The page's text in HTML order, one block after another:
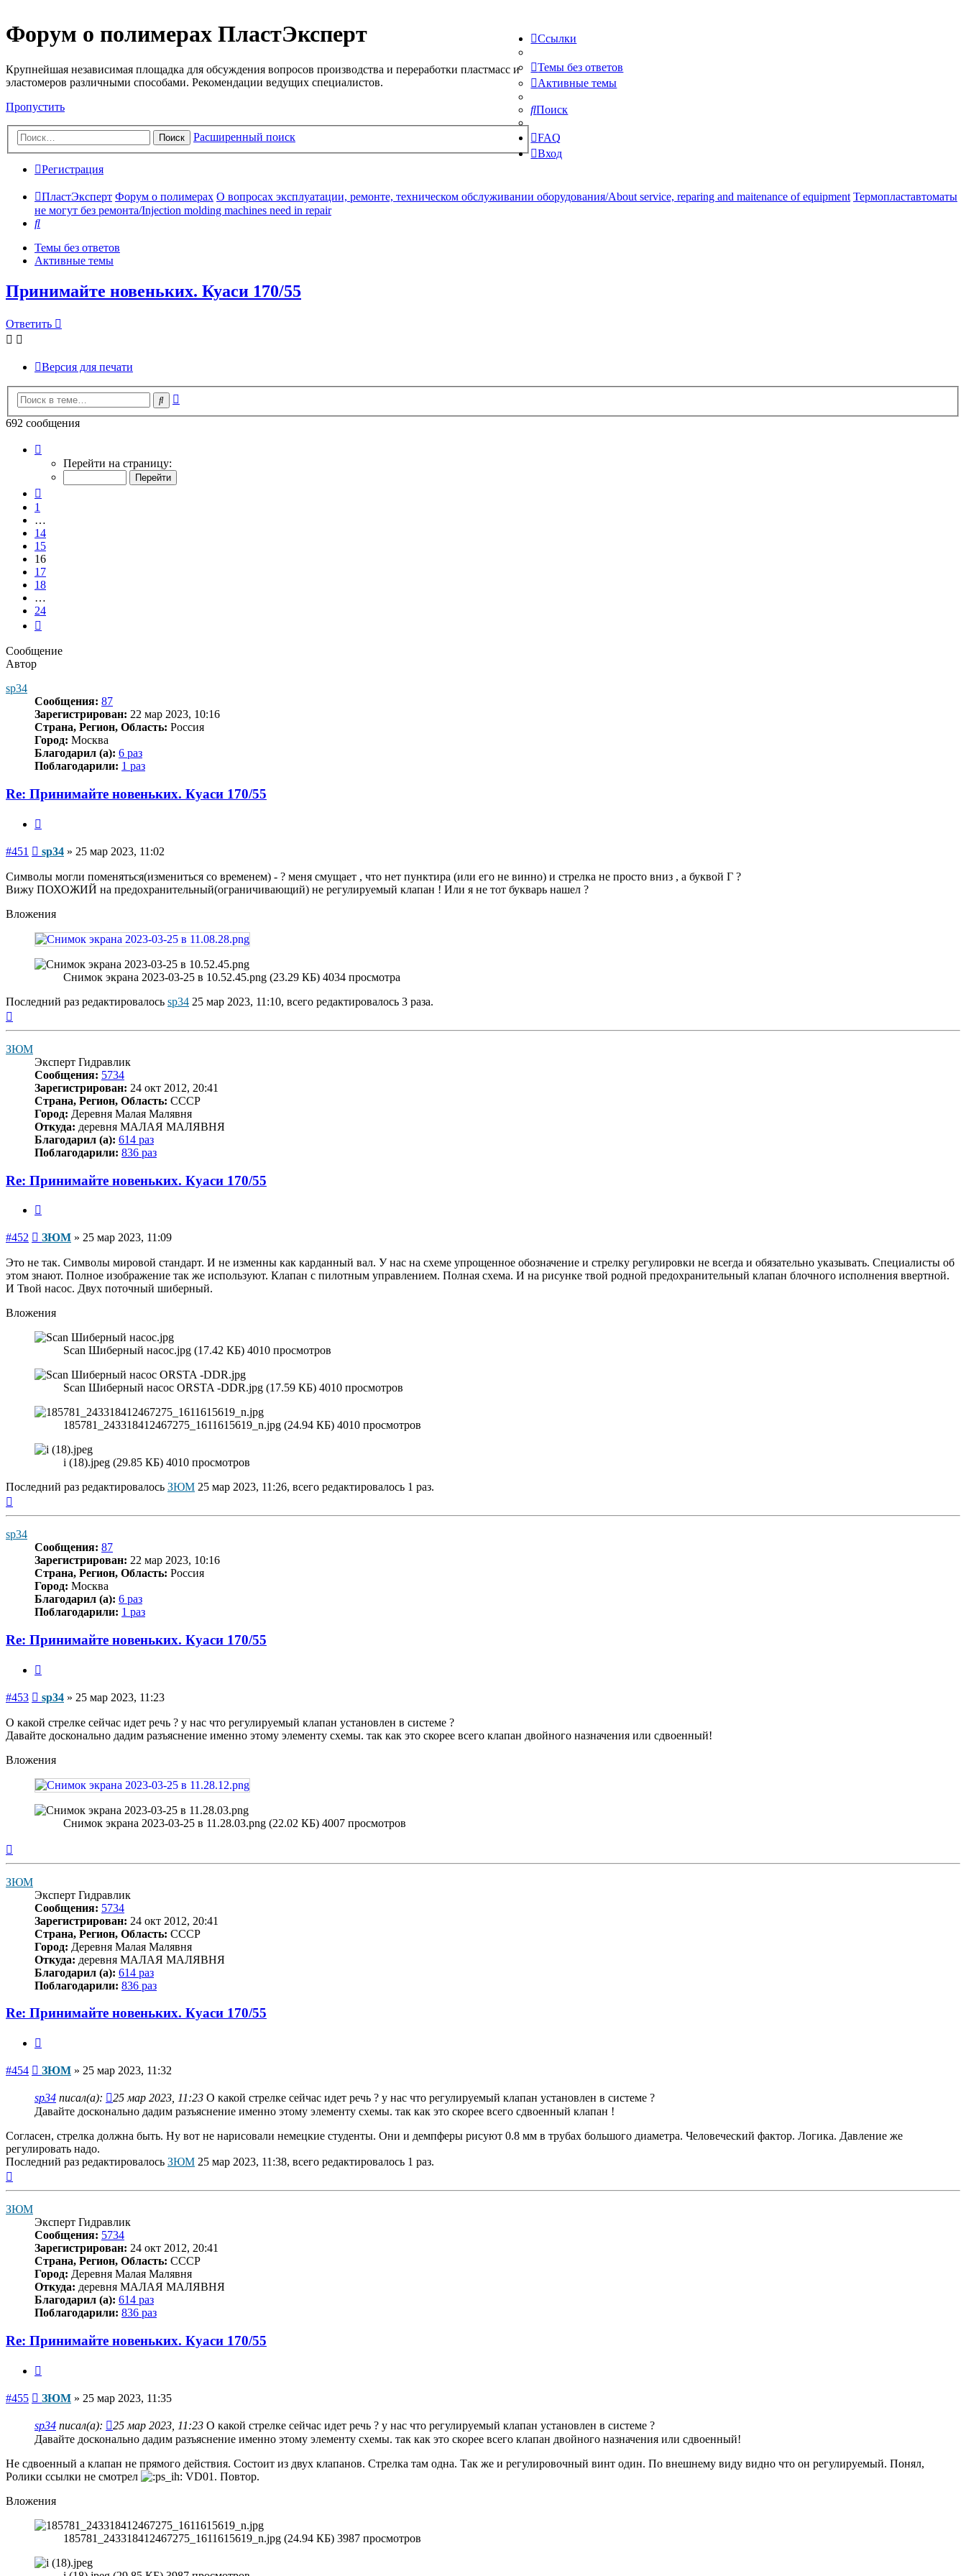
Форум о полимерах ПластЭксперт
Крупнейшая независимая площадка для обсуждения вопросов производства и переработки пластмасс и
эластомеров различными способами. Рекомендации ведущих специалистов.
Пропустить
Поиск Расширенный поиск
Ссылки
Темы без ответов
Активные темы
Поиск
FAQ
Вход
Регистрация
ПластЭксперт Форум о полимерах О вопросах эксплуатации, ремонте, техническом обслуживании оборудования/About service, reparing and maitenance of equipment Термопластавтоматы
не могут без ремонта/Injection molding machines need in repair
Поиск
Темы без ответов
Активные темы
Принимайте новеньких. Куаси 170/55
Ответить
Версия для печати
Поиск
692 сообщения
16
Перейти на страницу:
1
…
14
15
16
17
18
…
24
Сообщение
Автор
sp34
Сообщения: 87
Зарегистрирован: 22 мар 2023, 10:16
Страна, Регион, Область: Россия
Город: Москва
Благодарил (а): 6 раз
Поблагодарили: 1 раз
Re: Принимайте новеньких. Куаси 170/55
#451 Сообщение
sp34 » 25 мар 2023, 11:02
Символы могли поменяться(измениться со временем) - ? меня смущает , что нет пунктира (или его не винно) и стрелка не просто вниз , а буквой Г ?
Вижу ПОХОЖИЙ на предохранительный(ограничивающий) не регулируемый клапан ! Или я не тот букварь нашел ?
Вложения
Снимок экрана 2023-03-25 в 10.52.45.png (23.29 КБ) 4034 просмотра
Последний раз редактировалось sp34 25 мар 2023, 11:10, всего редактировалось 3 раза.
ЗЮМ
Эксперт Гидравлик
Сообщения: 5734
Зарегистрирован: 24 окт 2012, 20:41
Страна, Регион, Область: СССР
Город: Деревня Малая Малявня
Откуда: деревня МАЛАЯ МАЛЯВНЯ
Благодарил (а): 614 раз
Поблагодарили: 836 раз
Re: Принимайте новеньких. Куаси 170/55
#452 Сообщение
ЗЮМ » 25 мар 2023, 11:09
Это не так. Символы мировой стандарт. И не изменны как карданный вал. У нас на схеме упрощенное обозначение и стрелку регулировки не всегда и обязательно указывать. Специалисты об
этом знают. Полное изображение так же используют. Клапан с пилотным управлением. Полная схема. И на рисунке твой родной предохранительный клапан блочного исполнения ввертной.
И Твой насос. Двух поточный шиберный.
Вложения
Scan Шиберный насос.jpg (17.42 КБ) 4010 просмотров
Scan Шиберный насос ORSTA -DDR.jpg (17.59 КБ) 4010 просмотров
185781_243318412467275_1611615619_n.jpg (24.94 КБ) 4010 просмотров
i (18).jpeg (29.85 КБ) 4010 просмотров
Последний раз редактировалось ЗЮМ 25 мар 2023, 11:26, всего редактировалось 1 раз.
sp34
Сообщения: 87
Зарегистрирован: 22 мар 2023, 10:16
Страна, Регион, Область: Россия
Город: Москва
Благодарил (а): 6 раз
Поблагодарили: 1 раз
Re: Принимайте новеньких. Куаси 170/55
#453 Сообщение
sp34 » 25 мар 2023, 11:23
О какой стрелке сейчас идет речь ? у нас что регулируемый клапан установлен в системе ?
Давайте досконально дадим разъяснение именно этому элементу схемы. так как это скорее всего клапан двойного назначения или сдвоенный!
Вложения
Снимок экрана 2023-03-25 в 11.28.03.png (22.02 КБ) 4007 просмотров
ЗЮМ
Эксперт Гидравлик
Сообщения: 5734
Зарегистрирован: 24 окт 2012, 20:41
Страна, Регион, Область: СССР
Город: Деревня Малая Малявня
Откуда: деревня МАЛАЯ МАЛЯВНЯ
Благодарил (а): 614 раз
Поблагодарили: 836 раз
Re: Принимайте новеньких. Куаси 170/55
#454 Сообщение
ЗЮМ » 25 мар 2023, 11:32
sp34 писал(а): 25 мар 2023, 11:23 О какой стрелке сейчас идет речь ? у нас что регулируемый клапан установлен в системе ?
Давайте досконально дадим разъяснение именно этому элементу схемы. так как это скорее всего сдвоенный клапан !
Согласен, стрелка должна быть. Ну вот не нарисовали немецкие студенты. Они и демпферы рисуют 0.8 мм в трубах большого диаметра. Человеческий фактор. Логика. Давление же
регулировать надо.
Последний раз редактировалось ЗЮМ 25 мар 2023, 11:38, всего редактировалось 1 раз.
ЗЮМ
Эксперт Гидравлик
Сообщения: 5734
Зарегистрирован: 24 окт 2012, 20:41
Страна, Регион, Область: СССР
Город: Деревня Малая Малявня
Откуда: деревня МАЛАЯ МАЛЯВНЯ
Благодарил (а): 614 раз
Поблагодарили: 836 раз
Re: Принимайте новеньких. Куаси 170/55
#455 Сообщение
ЗЮМ » 25 мар 2023, 11:35
sp34 писал(а): 25 мар 2023, 11:23 О какой стрелке сейчас идет речь ? у нас что регулируемый клапан установлен в системе ?
Давайте досконально дадим разъяснение именно этому элементу схемы. так как это скорее всего клапан двойного назначения или сдвоенный!
Не сдвоенный а клапан не прямого действия. Состоит из двух клапанов. Стрелка там одна. Так же и регулировочный винт один. По внешнему виду видно что он регулируемый. Понял,
Ролики ссылки не смотрел
VD01. Повтор.
Вложения
185781_243318412467275_1611615619_n.jpg (24.94 КБ) 3987 просмотров